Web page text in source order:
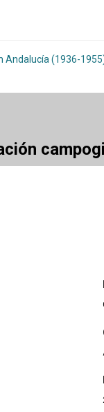
Andalucía (1936-